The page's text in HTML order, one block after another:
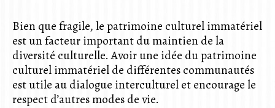
Bien que fragile, le patrimoine culturel immatériel
est un facteur important du maintien de la
diversité culturelle. Avoir une idée du patrimoine
culturel immatériel de différentes communautés
est utile au dialogue interculturel et encourage le
respect d’autres modes de vie.